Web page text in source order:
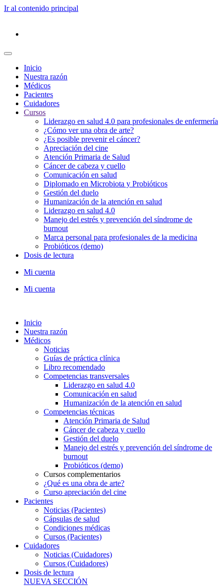
Ir al contenido principal
Inicio
Nuestra razón
Médicos
Pacientes
Cuidadores
Cursos
Liderazgo en salud 4.0 para profesionales de enfermería
¿Cómo ver una obra de arte?
¿Es posible prevenir el cáncer?
Apreciación del cine
Atención Primaria de Salud
Cáncer de cabeza y cuello
Comunicación en salud
Diplomado en Microbiota y Probióticos
Gestión del duelo
Humanización de la atención en salud
Liderazgo en salud 4.0
Manejo del estrés y prevención del síndrome de
burnout
Marca personal para profesionales de la medicina
Probióticos (demo)
Dosis de lectura
Mi cuenta
Mi cuenta
Inicio
Nuestra razón
Médicos
Noticias
Guías de práctica clínica
Libro recomendado
Competencias transversales
Liderazgo en salud 4.0
Comunicación en salud
Humanización de la atención en salud
Competencias técnicas
Atención Primaria de Salud
Cáncer de cabeza y cuello
Gestión del duelo
Manejo del estrés y prevención del síndrome de
burnout
Probióticos (demo)
Cursos complementarios
¿Qué es una obra de arte?
Curso apreciación del cine
Pacientes
Noticias (Pacientes)
Cápsulas de salud
Condiciones médicas
Cursos (Pacientes)
Cuidadores
Noticias (Cuidadores)
Cursos (Cuidadores)
Dosis de lectura
NUEVA SECCIÓN